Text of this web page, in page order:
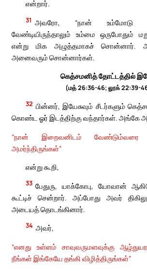
என்றார்.
31 அவரோ, “நான் உம்மோடு
வேண்டியிருந்தாலும் உம்மை ஒருபோதும்
என்று மிக அழுத்தமாகச் சொன்னார்.
அனைவரும் சொன்னார்கள்.
கெத்சமனித் தோட்டத்தில்
(மத் 26:36-46; லூக் 22:39-
32 பின்னர், இயேசுவும் சீடர்களும்
கொண்ட ஓர் இடத்திற்கு வந்தார்கள். அங்கே
“நான் இறைவனிடம்
அமர்ந்திருங்கள்”
என்று கூறி,
33 பேதுரு, யாக்கோபு, யோவான்
கூட்டிச் சென்றார். அப்போது அவர்
அடையத் தொடங்கினார்.
34 அவர்,
“எனது உள்ளம் சாவுவருமளவுக்கு
நீங்கள் இங்கேயே தங்கி விழித்திருங்கள்”